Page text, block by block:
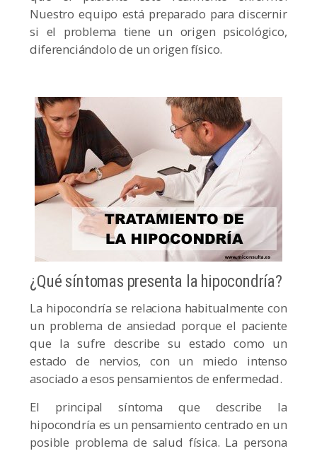
Nuestro equipo está preparado para discernir
si el problema tiene un origen psicológico,
diferenciándolo de un origen físico.
¿Qué síntomas presenta la hipocondría?
La hipocondría se relaciona habitualmente con
un problema de ansiedad porque el paciente
que la sufre describe su estado como un
estado de nervios, con un miedo intenso
asociado a esos pensamientos de enfermedad.
El principal síntoma que describe la
hipocondría es un pensamiento centrado en un
posible problema de salud física. La persona